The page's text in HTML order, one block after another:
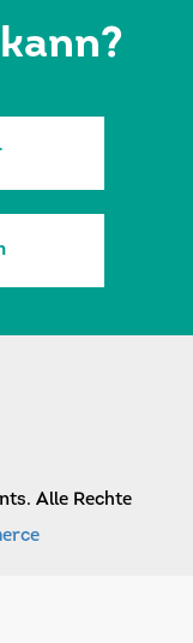
Alle Rechte